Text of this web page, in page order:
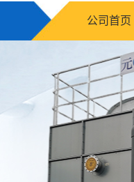
公司首页